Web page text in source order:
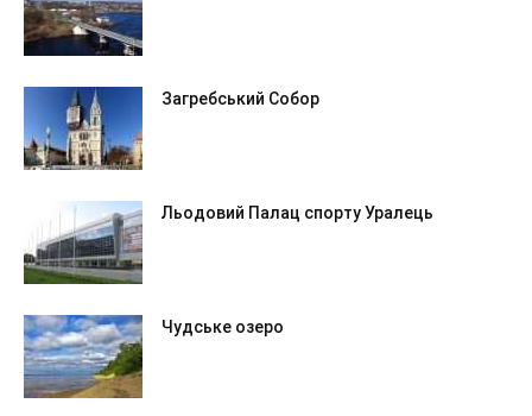
Загребський Собор
Льодовий Палац спорту Уралець
Чудське озеро